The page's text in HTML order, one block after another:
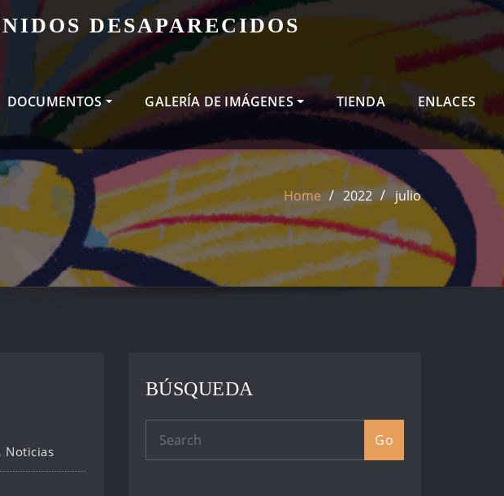
DESAPARECIDOS
DOCUMENTOS GALERÍA DE IMÁGENES TIENDA ENLACES
Home 2022 julio
, Noticias
BÚSQUEDA
Go